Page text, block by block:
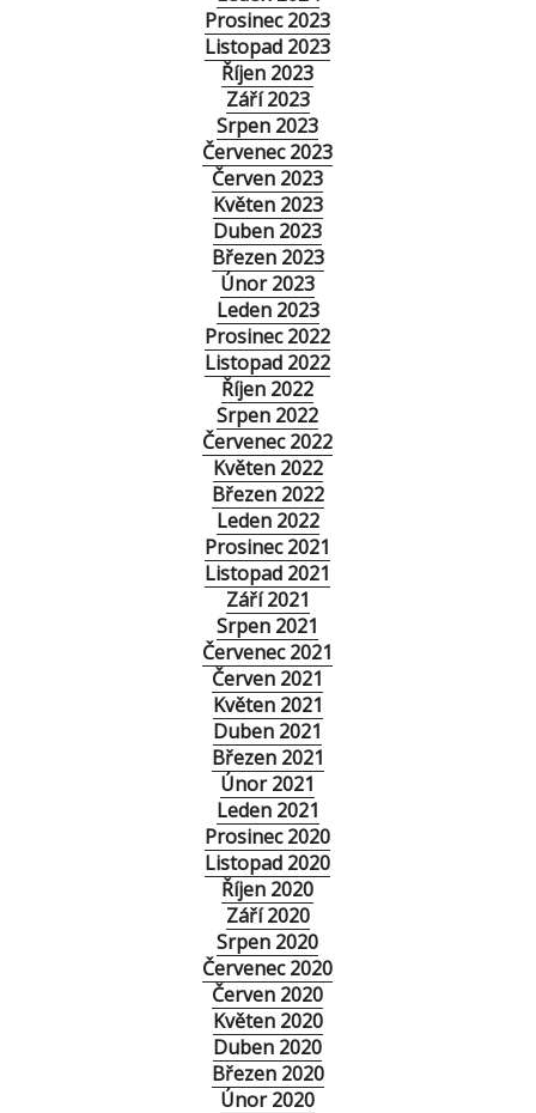
Prosinec 2023
Listopad 2023
Říjen 2023
Září 2023
Srpen 2023
Červenec 2023
Červen 2023
Květen 2023
Duben 2023
Březen 2023
Únor 2023
Leden 2023
Prosinec 2022
Listopad 2022
Říjen 2022
Srpen 2022
Červenec 2022
Květen 2022
Březen 2022
Leden 2022
Prosinec 2021
Listopad 2021
Září 2021
Srpen 2021
Červenec 2021
Červen 2021
Květen 2021
Duben 2021
Březen 2021
Únor 2021
Leden 2021
Prosinec 2020
Listopad 2020
Říjen 2020
Září 2020
Srpen 2020
Červenec 2020
Červen 2020
Květen 2020
Duben 2020
Březen 2020
Únor 2020